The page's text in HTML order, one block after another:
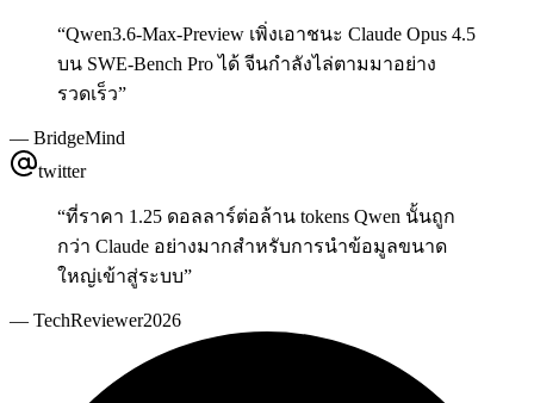
“Qwen3.6-Max-Preview เพิ่งเอาชนะ Claude Opus 4.5
บน SWE-Bench Pro ได้ จีนกำลังไล่ตามมาอย่าง
รวดเร็ว”
— BridgeMind
twitter
“ที่ราคา 1.25 ดอลลาร์ต่อล้าน tokens Qwen นั้นถูก
กว่า Claude อย่างมากสำหรับการนำข้อมูลขนาด
ใหญ่เข้าสู่ระบบ”
— TechReviewer2026